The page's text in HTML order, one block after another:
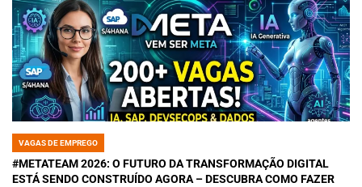
POSTED
IN
VAGAS DE EMPREGO
#METATEAM 2026: O FUTURO DA TRANSFORMAÇÃO DIGITAL
ESTÁ SENDO CONSTRUÍDO AGORA – DESCUBRA COMO FAZER